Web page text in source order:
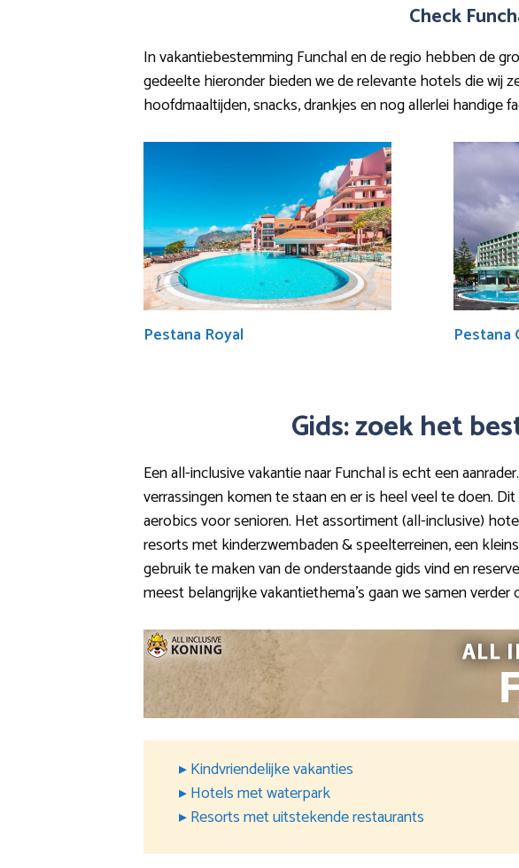
Check
In vakantiebestemming Funchal en de regio hebben de
gedeelte hieronder bieden we de relevante hotels die wij
hoofdmaaltijden, snacks, drankjes en nog allerlei handige
Pestana Royal Pestana
Gids: zoek het
Een all-inclusive vakantie naar Funchal is echt een
verrassingen komen te staan en er is heel veel te doen.
aerobics voor senioren. Het assortiment (all-inclusive)
resorts met kinderzwembaden & speelterreinen, een
gebruik te maken van de onderstaande gids vind en
meest belangrijke vakantiethema’s gaan we samen verder
▸ Kindvriendelijke vakanties
▸ Hotels met waterpark
▸ Resorts met uitstekende restaurants